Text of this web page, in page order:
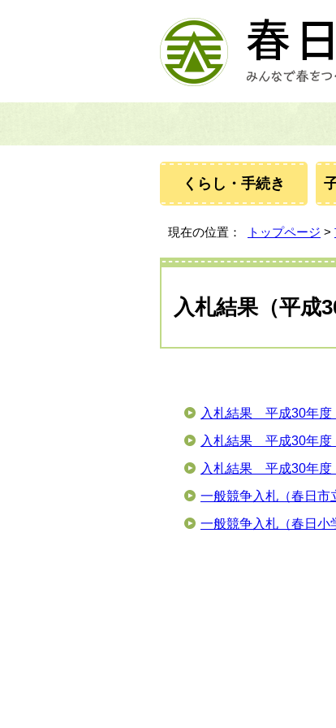
くらし・手続き
現在の位置： トップページ >
入札結果（平成
入札結果 平成30年
入札結果 平成30年
入札結果 平成30年
一般競争入札（春日市
一般競争入札（春日小